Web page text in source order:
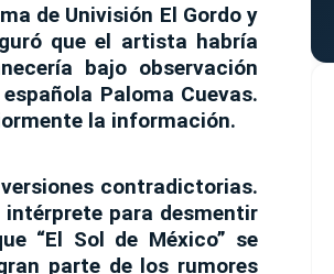
de Univisión El Gordo y
que el artista habría
bajo observación
Paloma Cuevas.
la información.
contradictorias.
para desmentir
“El Sol de México” se
parte de los rumores